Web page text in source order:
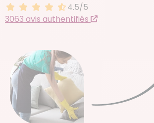
4.5 sur 5
4.5/5
3063 avis authentifiés